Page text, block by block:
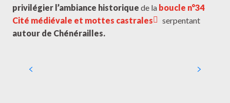
privilégier l’ambiance historique de la boucle n°34
Cité médiévale et mottes castrales
serpentant
autour de Chénérailles.